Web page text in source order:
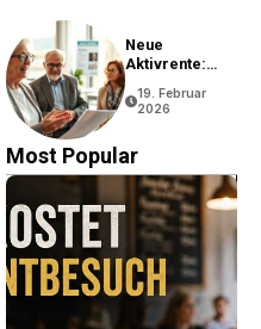
Neue
Aktivrente:
Bedingungen
19. Februar
2026
Most Popular